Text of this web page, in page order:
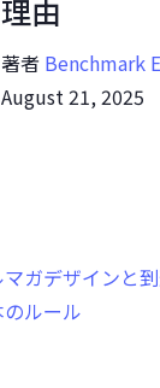
理由
著者 Benchmark
August 21, 2025